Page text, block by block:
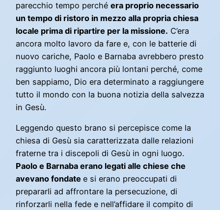
parecchio tempo perché era proprio necessario
un tempo di ristoro in mezzo alla propria chiesa
locale prima di ripartire per la missione. C’era
ancora molto lavoro da fare e, con le batterie di
nuovo cariche, Paolo e Barnaba avrebbero presto
raggiunto luoghi ancora più lontani perché, come
ben sappiamo, Dio era determinato a raggiungere
tutto il mondo con la buona notizia della salvezza
in Gesù.
Leggendo questo brano si percepisce come la
chiesa di Gesù sia caratterizzata dalle relazioni
fraterne tra i discepoli di Gesù in ogni luogo.
Paolo e Barnaba erano legati alle chiese che
avevano fondate e si erano preoccupati di
prepararli ad affrontare la persecuzione, di
rinforzarli nella fede e nell’affidare il compito di